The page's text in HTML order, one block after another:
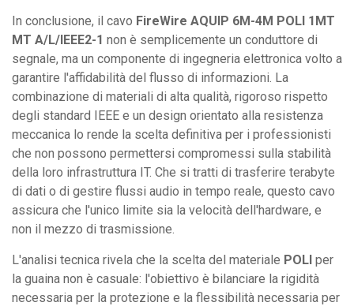
In conclusione, il cavo FireWire AQUIP 6M-4M POLI 1MT
MT A/L/IEEE2-1 non è semplicemente un conduttore di
segnale, ma un componente di ingegneria elettronica volto a
garantire l'affidabilità del flusso di informazioni. La
combinazione di materiali di alta qualità, rigoroso rispetto
degli standard IEEE e un design orientato alla resistenza
meccanica lo rende la scelta definitiva per i professionisti
che non possono permettersi compromessi sulla stabilità
della loro infrastruttura IT. Che si tratti di trasferire terabyte
di dati o di gestire flussi audio in tempo reale, questo cavo
assicura che l'unico limite sia la velocità dell'hardware, e
non il mezzo di trasmissione.
L'analisi tecnica rivela che la scelta del materiale POLI per
la guaina non è casuale: l'obiettivo è bilanciare la rigidità
necessaria per la protezione e la flessibilità necessaria per